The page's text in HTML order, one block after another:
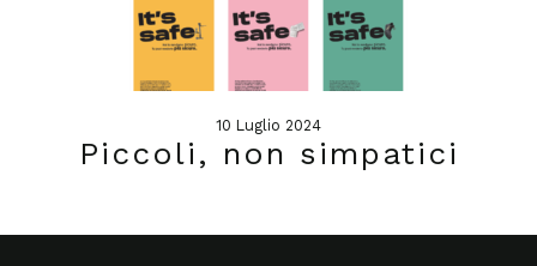
10 Luglio 2024
Piccoli, non simpatici